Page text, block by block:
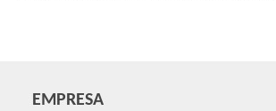
EMPRESA